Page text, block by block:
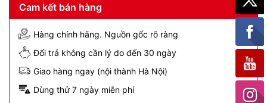
Cam kết bán hàng
Hàng chính hãng. Nguồn gốc rõ ràng
Đổi trả không cần lý do đến 30 ngày
Giao hàng ngay (nội thành Hà Nội)
Dùng thử 7 ngày miễn phí